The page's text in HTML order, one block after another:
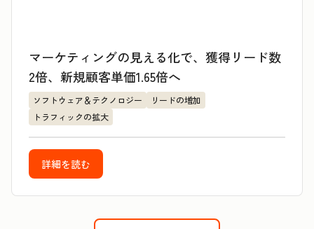
マーケティングの見える化で、獲得リード数
2倍、新規顧客単価1.65倍へ
ソフトウェア＆テクノロジー
リードの増加
トラフィックの拡大
詳細を読む